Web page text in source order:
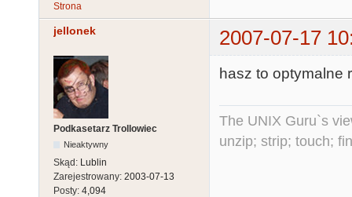
Strona
jellonek 2007-07-17
Podkasetarz Trollowiec
Nieaktywny
Skąd: Lublin
Zarejestrowany: 2003-07-13
Posty: 4,094
hasz to optymalne
The UNIX Guru`s
unzip; strip; touch;